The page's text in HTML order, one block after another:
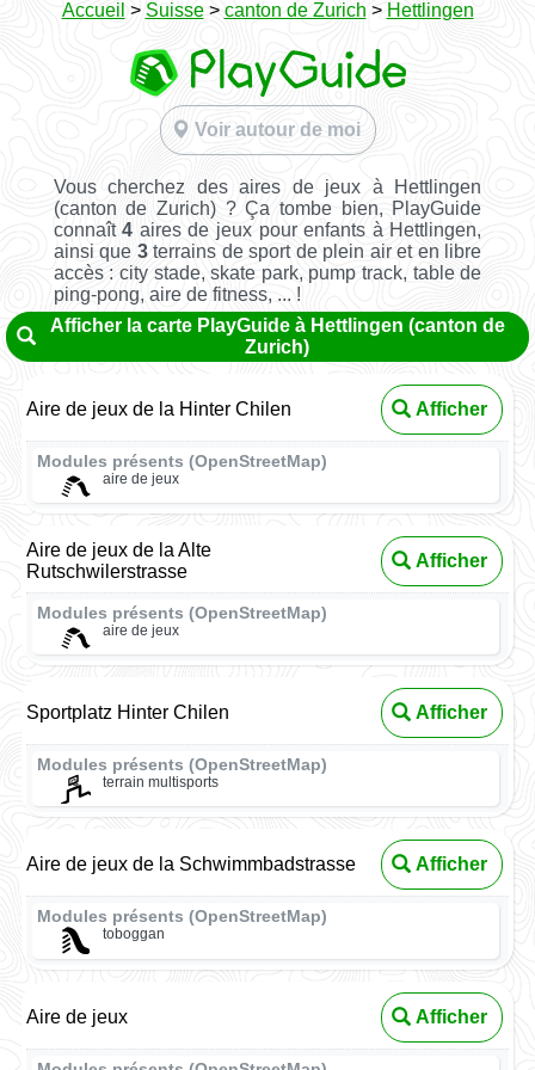
Accueil > Suisse> canton de Zurich > Hettlingen
Voir autour de moi
Vous cherchez des aires de jeux à Hettlingen
(canton de Zurich) ? Ça tombe bien, PlayGuide
connaît4 aires de jeux pour enfants à Hettlingen,
ainsi que 3terrains de sport de plein air et en libre
accès : city stade, skate park, pump track, table de
ping-pong, aire de fitness, ... !
Afficher la carte PlayGuide à Hettlingen (canton de
Zurich)
Aire de jeux de la Hinter Chilen Afficher
Modules présents (OpenStreetMap)
aire de jeux
Aire de jeux de la Alte
Rutschwilerstrasse
Afficher
Modules présents (OpenStreetMap)
aire de jeux
Sportplatz Hinter Chilen Afficher
Modules présents (OpenStreetMap)
terrain multisports
Aire de jeux de la Schwimmbadstrasse Afficher
Modules présents (OpenStreetMap)
toboggan
Aire de jeux Afficher